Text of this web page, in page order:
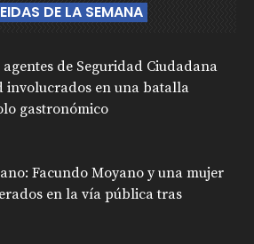
DE LA SEMANA
de Seguridad Ciudadana
involucrados en una batalla
gastronómico
Facundo Moyano y una mujer
en la vía pública tras